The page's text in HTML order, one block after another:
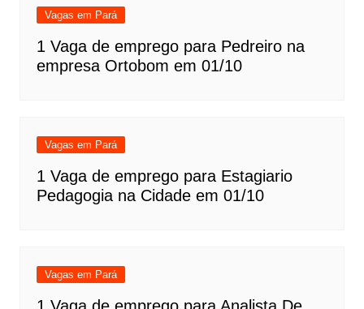
Vagas em Pará
1 Vaga de emprego para Pedreiro na
empresa Ortobom em 01/10
Vagas em Pará
1 Vaga de emprego para Estagiario
Pedagogia na Cidade em 01/10
Vagas em Pará
1 Vaga de emprego para Analista De